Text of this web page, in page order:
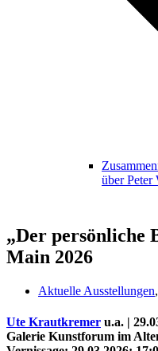
über Peter
„Der persönliche
Main 2026
Aktuelle Ausstellungen,
Ute Krautkremer u.a. |
Galerie Kunstforum im